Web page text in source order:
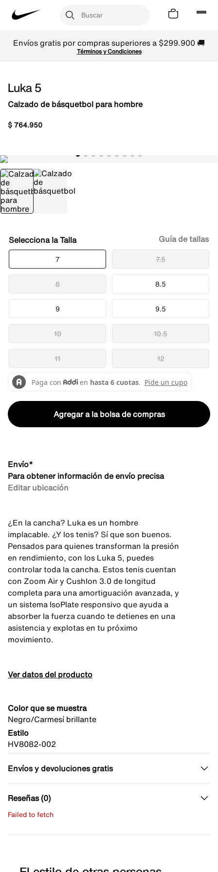
Envíos gratis por compras superiores a $299.900 🚚
Términos y Condiciones
Luka 5
Calzado de básquetbol para hombre
$764.950
Talla
7 7.5
8 8.5
9 9.5
10 10.5
11 12
Guía de tallas
Agregar a la bolsa de compras
Envío*
Para obtener información de envío precisa
Editar ubicación
¿En la cancha? Luka es un hombre
implacable. ¿Y los tenis? Sí que son buenos.
Pensados para quienes transforman la presión
en rendimiento, con los Luka 5, puedes
controlar toda la cancha. Estos tenis cuentan
con Zoom Air y Cushlon 3.0 de longitud
completa para una amortiguación avanzada, y
un sistema IsoPlate responsivo que ayuda a
absorber la fuerza cuando te detienes en una
asistencia y explotas en tu próximo
movimiento.
Ver datos del producto
Color que se muestra
Negro/Carmesí brillante
Estilo
HV8082-002
Envíos y devoluciones gratis
Reseñas (0)
Failed to fetch